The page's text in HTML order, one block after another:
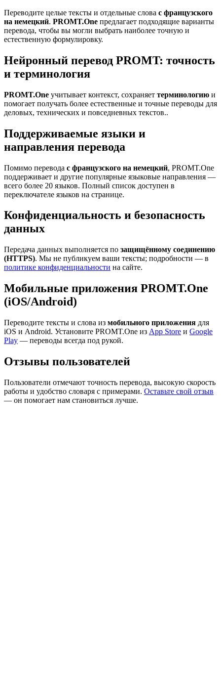
Переводите целые тексты и отдельные слова с французского
на немецкий. PROMT.One предлагает подходящие варианты
перевода, чтобы вы могли выбрать наиболее точную и
естественную формулировку.
Нейронный перевод PROMT: точность
и терминология
PROMT.One учитывает контекст, сохраняет терминологию и
помогает получать более естественные и точные переводы для
деловых, технических и повседневных текстов..
Поддерживаемые языки и
направления перевода
Помимо перевода с французского на немецкий, PROMT.One
поддерживает и другие популярные языковые направления —
всего более 20 языков. Полный список доступен в
переключателе языков на странице.
Конфиденциальность и безопасность
данных
Передача данных выполняется по защищённому соединению
(HTTPS). Мы не публикуем ваши тексты; подробности — в
политике конфиденциальности на сайте.
Мобильные приложения PROMT.One
(iOS/Android)
Переводите тексты и слова из мобильного приложения для
iOS и Android. Установите PROMT.One из App Store и Google
Play — переводы всегда под рукой.
Отзывы пользователей
Пользователи отмечают точность перевода, высокую скорость
работы и удобство словаря с примерами. Оставьте свой отзыв
— он помогает нам становиться лучше.